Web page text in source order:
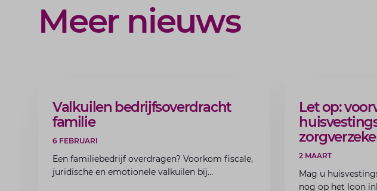
Meer nieuws
ARTIKEL
Valkuilen bedrijfsoverdracht
familie
6 FEBRUARI
Een familiebedrijf overdragen? Voorkom fiscale,
juridische en emotionele valkuilen bij
ARTIKEL
Let op:
2 MAART
Mag u
nog op het loon